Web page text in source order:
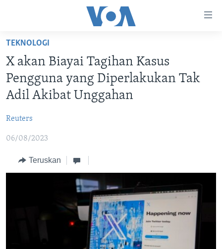
Akses
Lanjut
ke
Konten
Utama
ke
Utama
Lanjut
BERANDA
VIDEO
DAFTAR PROGRAM
Bahasa-bahasa
TEKNOLOGI
X akan Biayai Tagihan Kasus
Pengguna yang Diperlakukan Tak
Adil Akibat Unggahan
Reuters
06/08/2023
Teruskan